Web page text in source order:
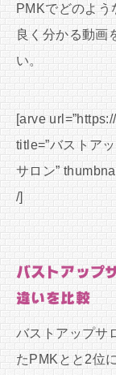
PMKでどのよ
良く分かる動画
い。
[arve
title=”バストア
サロン”
/]
バストアップ
違いを比較
バストアップサ
たPMKとと2位